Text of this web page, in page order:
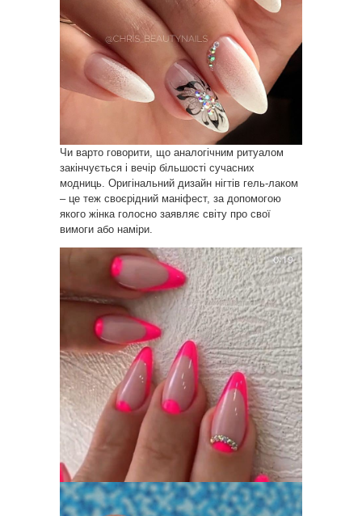
Чи варто говорити, що аналогічним ритуалом
закінчується і вечір більшості сучасних
модниць. Оригінальний дизайн нігтів гель-лаком
– це теж своєрідний маніфест, за допомогою
якого жінка голосно заявляє світу про свої
вимоги або наміри.